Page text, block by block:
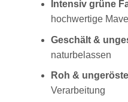
Intensiv grüne
hochwertige
Geschält &
naturbelassen
Roh &
Verarbeitung